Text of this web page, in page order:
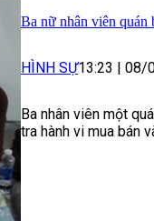
Ba nữ nhân viên quán
HÌNH SỰ13:23 08/
Ba nhân viên một
tra hành vi mua bán